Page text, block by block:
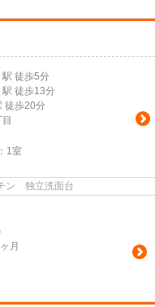
駅 徒歩5分
駅 徒歩13分
徒歩20分
1室
ン 独立洗面台
月